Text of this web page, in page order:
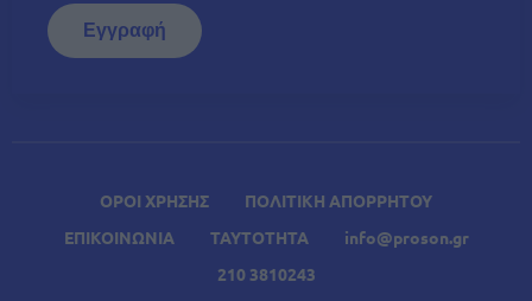
ΟΡΟΙ ΧΡΗΣΗΣ
ΠΟΛΙΤΙΚΗ ΑΠΟΡΡΗΤΟΥ
ΕΠΙΚΟΙΝΩΝΙΑ
ΤΑΥΤΟΤΗΤΑ
info@proson.gr
210 3810243